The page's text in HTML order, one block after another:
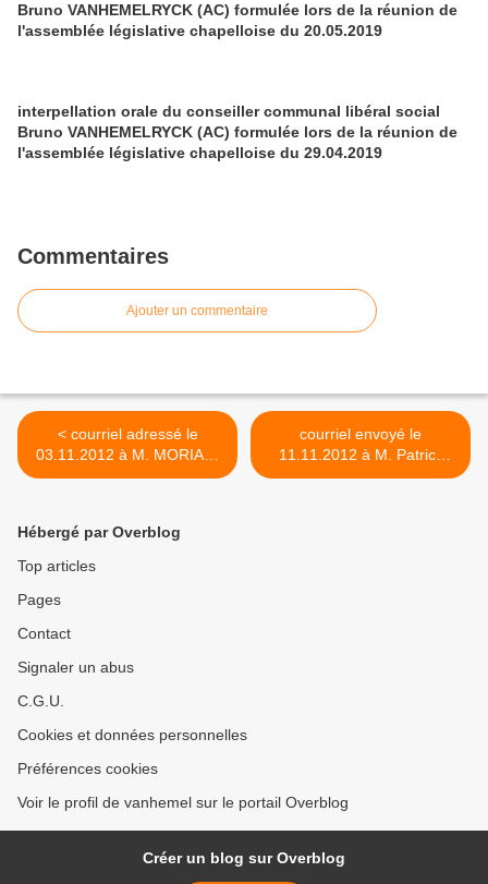
Bruno VANHEMELRYCK (AC) formulée lors de la réunion de
l'assemblée législative chapelloise du 20.05.2019
interpellation orale du conseiller communal libéral social
Bruno VANHEMELRYCK (AC) formulée lors de la réunion de
l'assemblée législative chapelloise du 29.04.2019
Commentaires
Ajouter un commentaire
< courriel adressé le
03.11.2012 à M. MORIAU,
Bourgmestre, au sujet des
communales chapelloises
de la réforme du
courriel envoyé le
11.11.2012 à M. Patrick
MORIAU, Bourgmestre, au
Hébergé par Overblog
Top articles
Pages
Contact
Signaler un abus
C.G.U.
Cookies et données personnelles
Préférences cookies
Voir le profil de vanhemel sur le portail Overblog
Créer un blog sur Overblog